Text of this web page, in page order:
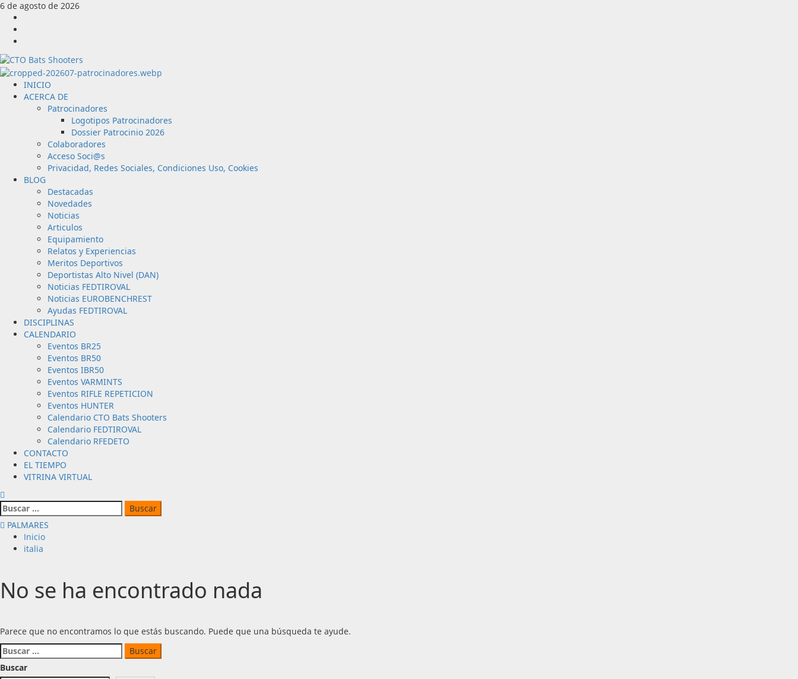
Saltar
contenido
6 de agosto de 2026
Menú
principal
INICIO
ACERCA DE
Patrocinadores
Logotipos Patrocinadores
Dossier Patrocinio 2026
Colaboradores
Acceso Soci@s
Privacidad, Redes Sociales, Condiciones Uso, Cookies
BLOG
Destacadas
Novedades
Noticias
Articulos
Equipamiento
Relatos y Experiencias
Meritos Deportivos
Deportistas Alto Nivel (DAN)
Noticias FEDTIROVAL
Noticias EUROBENCHREST
Ayudas FEDTIROVAL
DISCIPLINAS
CALENDARIO
Eventos BR25
Eventos BR50
Eventos IBR50
Eventos VARMINTS
Eventos RIFLE REPETICION
Eventos HUNTER
Calendario CTO Bats Shooters
Calendario FEDTIROVAL
Calendario RFEDETO
CONTACTO
EL TIEMPO
VITRINA VIRTUAL
Buscar:
PALMARES
Inicio
italia
No se ha encontrado nada
Parece que no encontramos lo que estás buscando. Puede que una búsqueda te ayude.
Buscar:
Buscar